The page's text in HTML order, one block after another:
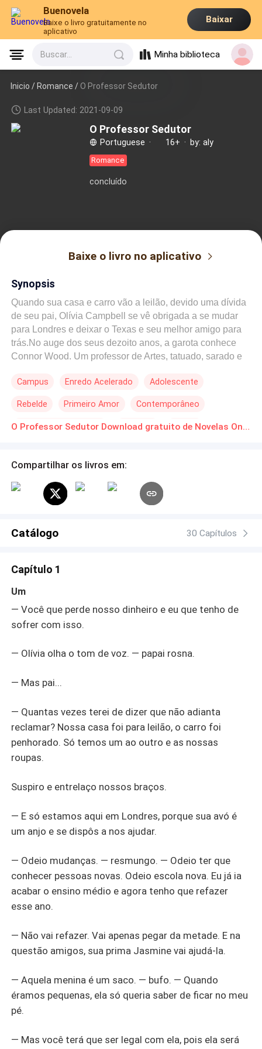
Buenovela
Baixe o livro gratuitamente no
aplicativo
Baixar
Buscar... Minha biblioteca
Inicio /Romance / O Professor Sedutor
Last Updated: 2021-09-09
O Professor Sedutor
Portuguese · 16+ · by: aly
Romance
concluído
Baixe o livro no aplicativo
Synopsis
Quando sua casa e carro vão a leilão, devido uma dívida
de seu pai, Olívia Campbell se vê obrigada a se mudar
para Londres e deixar o Texas e seu melhor amigo para
trás.No auge dos seus dezoito anos, a garota conhece
Connor Wood. Um professor de Artes, tatuado, sarado e
em uma sala de aula. Aluna e Professor. Será que Olívia
misterioso que seu professor tem?
Campus Enredo Acelerado Adolescente
Rebelde Primeiro Amor Contemporâneo
Professor/Professora Aventura Perdão O Professor Sedutor Download gratuito de Novelas Online em PDF
Compartilhar os livros em:
Catálogo 30 Capítulos
Capítulo 1
Um
— Você que perde nosso dinheiro e eu que tenho de
sofrer com isso.
— Olívia olha o tom de voz. — papai rosna.
— Mas pai...
— Quantas vezes terei de dizer que não adianta
reclamar? Nossa casa foi para leilão, o carro foi
penhorado. Só temos um ao outro e as nossas
roupas.
Suspiro e entrelaço nossos braços.
— E só estamos aqui em Londres, porque sua avó é
um anjo e se dispôs a nos ajudar.
— Odeio mudanças. — resmungo. — Odeio ter que
conhecer pessoas novas. Odeio escola nova. Eu já ia
acabar o ensino médio e agora tenho que refazer
esse ano.
— Não vai refazer. Vai apenas pegar da metade. E na
questão amigos, sua prima Jasmine vai ajudá-la.
— Aquela menina é um saco. — bufo. — Quando
éramos pequenas, ela só queria saber de ficar no meu
pé.
— Mas você terá que ser legal com ela, pois ela será